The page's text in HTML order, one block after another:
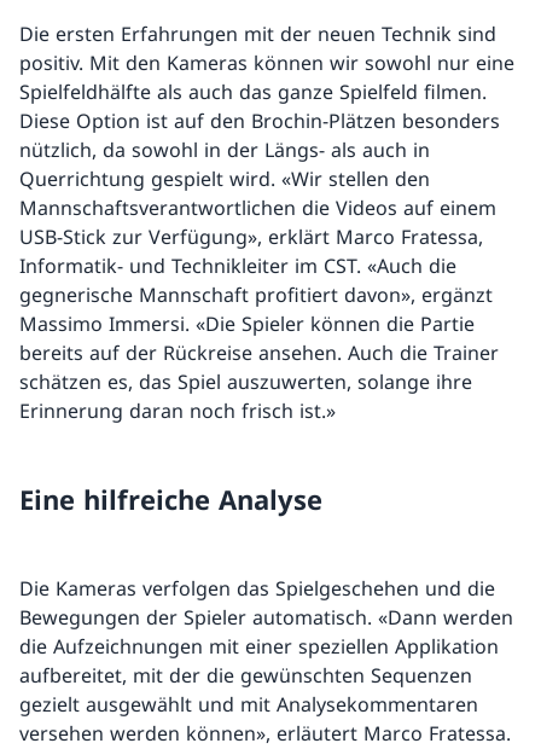
Die ersten Erfahrungen mit der neuen Technik sind
positiv. Mit den Kameras können wir sowohl nur eine
Spielfeldhälfte als auch das ganze Spielfeld filmen.
Diese Option ist auf den Brochin-Plätzen besonders
nützlich, da sowohl in der Längs- als auch in
Querrichtung gespielt wird. «Wir stellen den
Mannschaftsverantwortlichen die Videos auf einem
USB-Stick zur Verfügung», erklärt Marco Fratessa,
Informatik- und Technikleiter im CST. «Auch die
gegnerische Mannschaft profitiert davon», ergänzt
Massimo Immersi. «Die Spieler können die Partie
bereits auf der Rückreise ansehen. Auch die Trainer
schätzen es, das Spiel auszuwerten, solange ihre
Erinnerung daran noch frisch ist.»
Eine hilfreiche Analyse
Die Kameras verfolgen das Spielgeschehen und die
Bewegungen der Spieler automatisch. «Dann werden
die Aufzeichnungen mit einer speziellen Applikation
aufbereitet, mit der die gewünschten Sequenzen
gezielt ausgewählt und mit Analysekommentaren
versehen werden können», erläutert Marco Fratessa.